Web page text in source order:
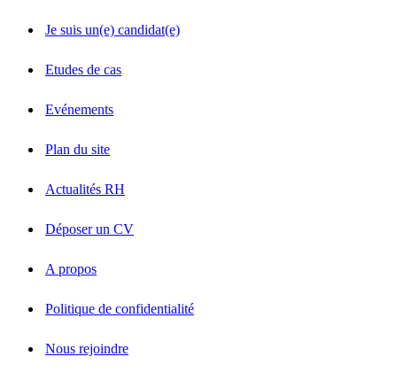
Je suis un(e) candidat(e)
Etudes de cas
Evénements
Plan du site
Actualités RH
Déposer un CV
A propos
Politique de confidentialité
Nous rejoindre